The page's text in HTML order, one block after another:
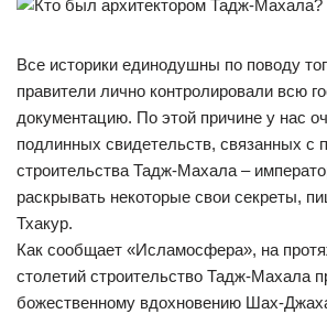
Все историки единодушны по поводу
правители лично контролировали всю
документацию. По этой причине у нас
подлинных свидетельств, связанных с
строительства Тадж-Махала –
раскрывать некоторые свои секреты,
Тхакур.
Как сообщает «Исламосфера», на
столетий строительство Тадж-Махала
божественному вдохновению Шах-